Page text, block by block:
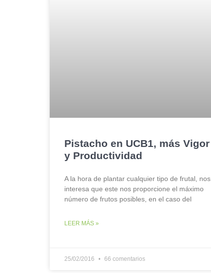
Pistacho en UCB1, más Vigor
y Productividad
A la hora de plantar cualquier tipo de frutal, nos
interesa que este nos proporcione el máximo
número de frutos posibles, en el caso del
LEER MÁS »
25/02/2016 66 comentarios